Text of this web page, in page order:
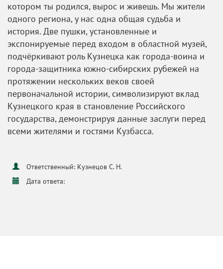
котором ты родился, вырос и живешь. Мы жители
одного региона, у нас одна общая судьба и
история. Две пушки, установленные и
экспонируемые перед входом в областной музей,
подчёркивают роль Кузнецка как города-воина и
города-защитника южно-сибирских рубежей на
протяжении нескольких веков своей
первоначальной истории, символизируют вклад
Кузнецкого края в становление Российского
государства, демонстрируя данные заслуги перед
всеми жителями и гостями Кузбасса.
Ответственный: Кузнецов С. Н.
Дата ответа: